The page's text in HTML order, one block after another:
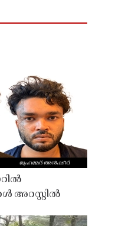
അറസ്റ്റിൽ